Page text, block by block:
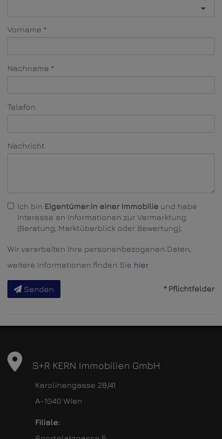
Vorname
Nachname
Telefon
Nachricht
Ich bin Eigentümer:in einer Immobilie und habe
Interesse an Informationen zur Vermarktung
(Beratung, Marktüberblick oder Bewertung).
Wir verarbeiten Ihre personenbezogenen Daten,
weitere Informationen finden Sie hier.
Senden * Pflichtfelder
S+R KERN Immobilien GmbH
Karolinengasse 28/41
A-1040 Wien
Filiale: